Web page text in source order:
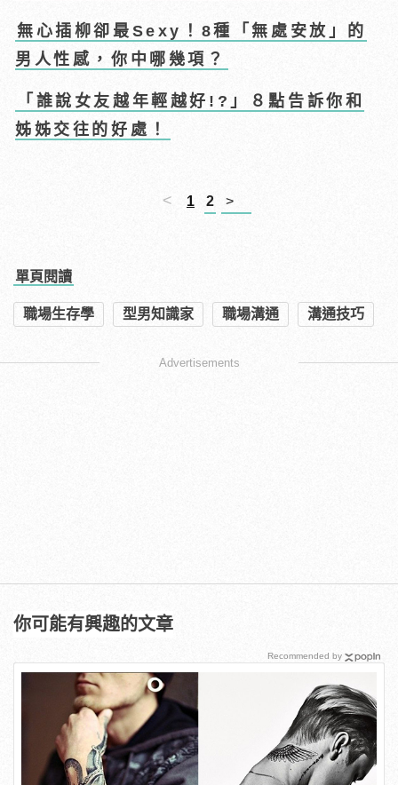
無心插柳卻最Sexy！8種「無處安放」的
男人性感，你中哪幾項？
「誰說女友越年輕越好!?」８點告訴你和
姊姊交往的好處！
< 1 2 >
單頁閱讀
職場生存學 型男知識家 職場溝通 溝通技巧
Advertisements
你可能有興趣的文章
Recommended by